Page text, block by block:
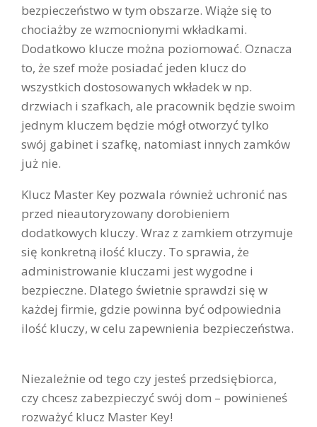
bezpieczeństwo w tym obszarze. Wiąże się to
chociażby ze wzmocnionymi wkładkami.
Dodatkowo klucze można poziomować. Oznacza
to, że szef może posiadać jeden klucz do
wszystkich dostosowanych wkładek w np.
drzwiach i szafkach, ale pracownik będzie swoim
jednym kluczem będzie mógł otworzyć tylko
swój gabinet i szafkę, natomiast innych zamków
już nie.
Klucz Master Key pozwala również uchronić nas
przed nieautoryzowany dorobieniem
dodatkowych kluczy. Wraz z zamkiem otrzymuje
się konkretną ilość kluczy. To sprawia, że
administrowanie kluczami jest wygodne i
bezpieczne. Dlatego świetnie sprawdzi się w
każdej firmie, gdzie powinna być odpowiednia
ilość kluczy, w celu zapewnienia bezpieczeństwa.
Niezależnie od tego czy jesteś przedsiębiorca,
czy chcesz zabezpieczyć swój dom – powinieneś
rozważyć klucz Master Key!